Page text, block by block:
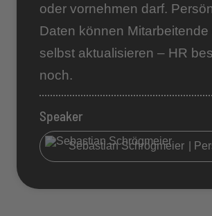
oder vornehmen darf.
Daten können Mitarbeitende
selbst aktualisieren – HR
noch.
Speaker
Sebastian Schrögmeier |